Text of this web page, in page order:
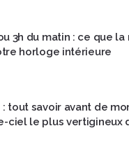
3h du matin : ce que
horloge intérieure
: tout savoir avant de
ciel le plus vertigineux